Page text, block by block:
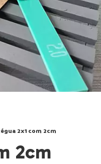
2x1 com 2cm
2cm